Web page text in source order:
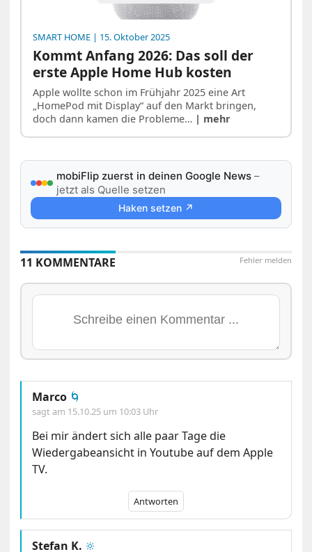
SMART HOME | 15. Oktober 2025
Kommt Anfang 2026: Das soll der
erste Apple Home Hub kosten
Apple wollte schon im Frühjahr 2025 eine Art
„HomePod mit Display“ auf den Markt bringen,
doch dann kamen die Probleme… | mehr
mobiFlip zuerst in deinen Google News –
jetzt als Quelle setzen
Haken setzen ↗
Fehler melden
11 KOMMENTARE
Marco 🌀
sagt am 15.10.25 um 10:03 Uhr
Bei mir ändert sich alle paar Tage die
Wiedergabeansicht in Youtube auf dem Apple
TV.
Antworten
Stefan K. 🔆